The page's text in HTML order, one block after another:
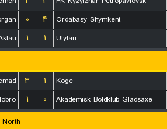
۰ ۴
Ordabasy Shymkent
۱ ۱
Ulytau
۳ ۱
Koge
۱ ۰
Akademisk Boldklub Gladsaxe